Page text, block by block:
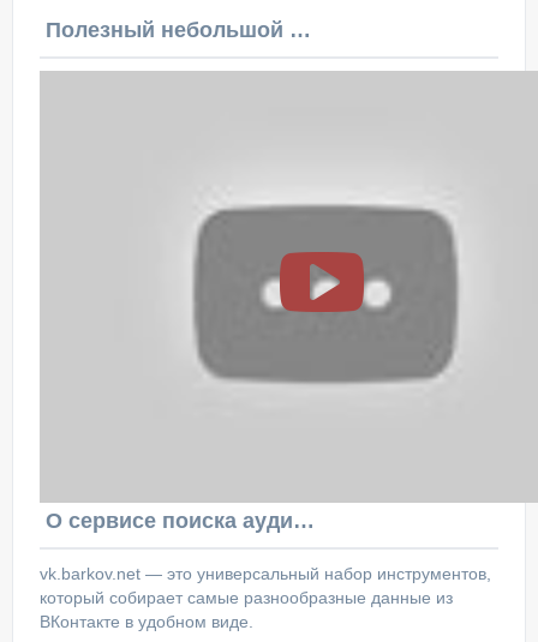
Полезный небольшой видеоурок по этой теме
О сервисе поиска аудитории ВКонтакте
vk.barkov.net — это универсальный набор инструментов,
который собирает самые разнообразные данные из
ВКонтакте в удобном виде.